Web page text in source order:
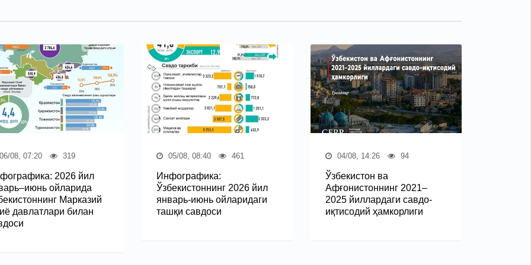
08, 07:20 319
2026 йил
ойларида
Марказий
давлатлари билан
05/08, 08:40 461
Инфографика:
Ўзбекистоннинг 2026 йил
январь-июнь ойларидаги
ташқи савдоси
04/08, 14:26 94
Ўзбекистон ва
Афғонистоннинг 2021–
2025 йиллардаги савдо-
иқтисодий ҳамкорлиги